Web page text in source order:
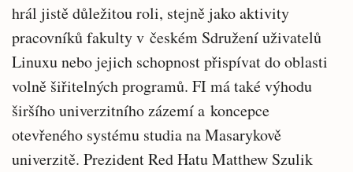
hrál jistě důležitou roli, stejně jako aktivity
pracovníků fakulty v českém Sdružení uživatelů
Linuxu nebo jejich schopnost přispívat do oblasti
volně šiřitelných programů. FI má také výhodu
širšího univerzitního zázemí a koncepce
otevřeného systému studia na Masarykově
univerzitě. Prezident Red Hatu Matthew Szulik